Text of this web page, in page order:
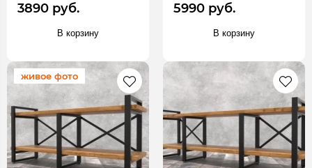
3890 руб.
В корзину
5990 руб.
В корзину
живое фото